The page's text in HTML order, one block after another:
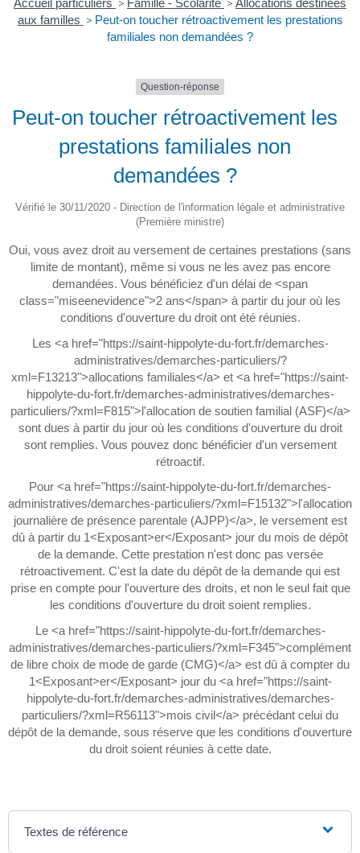
Accueil particuliers > Famille - Scolarité > Allocations destinées
aux familles > Peut-on toucher rétroactivement les prestations
familiales non demandées ?
Question-réponse
Peut-on toucher rétroactivement les
prestations familiales non
demandées ?
Vérifié le 30/11/2020 - Direction de l'information légale et administrative
(Première ministre)
Oui, vous avez droit au versement de certaines prestations (sans
limite de montant), même si vous ne les avez pas encore
demandées. Vous bénéficiez d'un délai de <span
class="miseenevidence">2 ans</span> à partir du jour où les
conditions d'ouverture du droit ont été réunies.
Les <a href="https://saint-hippolyte-du-fort.fr/demarches-
administratives/demarches-particuliers/?
xml=F13213">allocations familiales</a> et <a href="https://saint-
hippolyte-du-fort.fr/demarches-administratives/demarches-
particuliers/?xml=F815">l'allocation de soutien familial (ASF)</a>
sont dues à partir du jour où les conditions d'ouverture du droit
sont remplies. Vous pouvez donc bénéficier d'un versement
rétroactif.
Pour <a href="https://saint-hippolyte-du-fort.fr/demarches-
administratives/demarches-particuliers/?xml=F15132">l'allocation
journalière de présence parentale (AJPP)</a>, le versement est
dû à partir du 1<Exposant>er</Exposant> jour du mois de dépôt
de la demande. Cette prestation n'est donc pas versée
rétroactivement. C'est la date du dépôt de la demande qui est
prise en compte pour l'ouverture des droits, et non le seul fait que
les conditions d'ouverture du droit soient remplies.
Le <a href="https://saint-hippolyte-du-fort.fr/demarches-
administratives/demarches-particuliers/?xml=F345">complément
de libre choix de mode de garde (CMG)</a> est dû à compter du
1<Exposant>er</Exposant> jour du <a href="https://saint-
hippolyte-du-fort.fr/demarches-administratives/demarches-
particuliers/?xml=R56113">mois civil</a> précédant celui du
dépôt de la demande, sous réserve que les conditions d'ouverture
du droit soient réunies à cette date.
Textes de référence